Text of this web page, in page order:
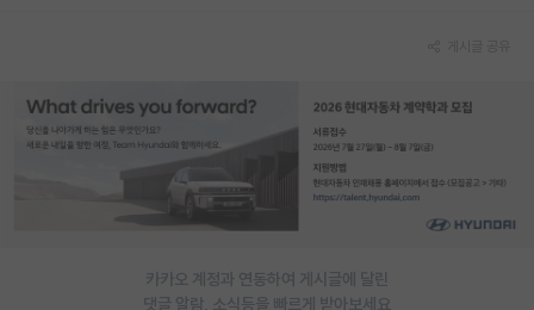
학부 인턴 게시판
취업 게시판
임용 후기 게시판
인문사회 계열 게시판카카오 계정과 연동하여 게시글에 달린
댓글 알람, 소식등을 빠르게 받아보세요